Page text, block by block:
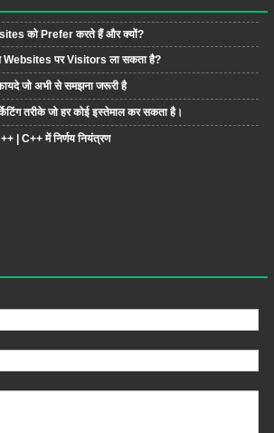
को Prefer करते हैं और क्यों?
पर Visitors ला सकता है?
जो अभी से समझना जरूरी है
तरीके जो हर कोई इस्तेमाल कर सकता है।
| C++ में निर्णय नियंत्रण